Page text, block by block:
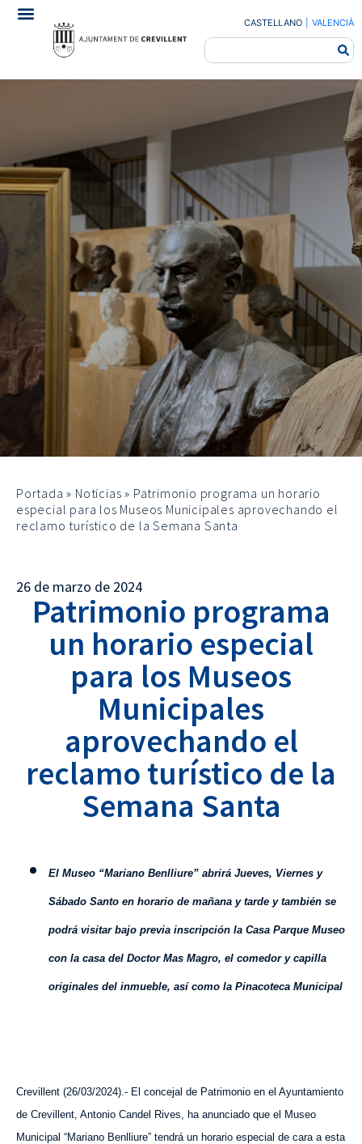
CASTELLANO VALENCIÀ
Portada » Noticias » Patrimonio programa un horario
especial para los Museos Municipales aprovechando el
reclamo turístico de la Semana Santa
26 de marzo de 2024
Patrimonio programa
un horario especial
para los Museos
Municipales
aprovechando el
reclamo turístico de la
Semana Santa
El Museo “Mariano Benlliure” abrirá Jueves, Viernes y
Sábado Santo en horario de mañana y tarde y también se
podrá visitar bajo previa inscripción la Casa Parque Museo
con la casa del Doctor Mas Magro, el comedor y capilla
originales del inmueble, así como la Pinacoteca Municipal
Crevillent (26/03/2024).- El concejal de Patrimonio en el Ayuntamiento
de Crevillent, Antonio Candel Rives, ha anunciado que el Museo
Municipal “Mariano Benlliure” tendrá un horario especial de cara a esta